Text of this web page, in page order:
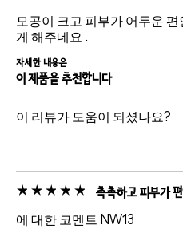
모공이 크고 피부가 어두운
게 해주네요 .
자세한 내용은
이 제품을 추천합니다
이 리뷰가 도움이 되셨나요?
촉촉하고 피부가
에 대한 코멘트 NW13